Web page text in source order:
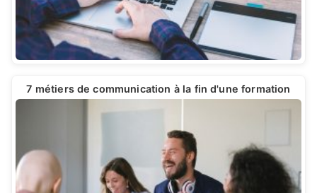
7 métiers de communication à la fin d'une formation